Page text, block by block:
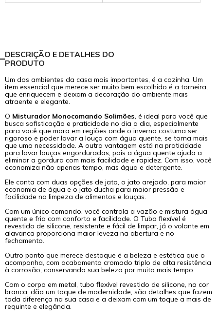
DESCRIÇÃO E DETALHES DO
PRODUTO
Um dos ambientes da casa mais importantes, é a cozinha. Um
item essencial que merece ser muito bem escolhido é a torneira,
que enriquecem e deixam a decoração do ambiente mais
atraente e elegante.
O Misturador Monocomando Solimões, é ideal para você que
busca sofisticação e praticidade no dia a dia, especialmente
para você que mora em regiões onde o inverno costuma ser
rigoroso e poder lavar a louça com água quente, se torna mais
que uma necessidade. A outra vantagem está na praticidade
para lavar louças engorduradas, pois a água quente ajuda a
eliminar a gordura com mais facilidade e rapidez. Com isso, você
economiza não apenas tempo, mas água e detergente.
Ele conta com duas opções de jato, o jato arejado, para maior
economia de água e o jato ducha para maior pressão e
facilidade na limpeza de alimentos e louças.
Com um único comando, você controla a vazão e mistura água
quente e fria com conforto e facilidade. O Tubo flexível é
revestido de silicone, resistente e fácil de limpar, já o volante em
alavanca proporciona maior leveza na abertura e no
fechamento.
Outro ponto que merece destaque é a beleza e estética que o
acompanha, com acabamento cromado triplo de alta resistência
à corrosão, conservando sua beleza por muito mais tempo.
Com o corpo em metal, tubo flexível revestido de silicone, na cor
branca, dão um toque de modernidade, são detalhes que fazem
toda diferença na sua casa e a deixam com um toque a mais de
requinte e elegância.